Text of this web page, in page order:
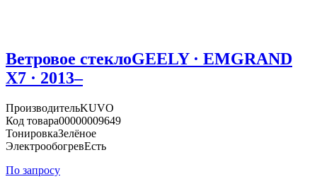
Ветровое стеклоGEELY · EMGRAND
X7 · 2013–
ПроизводительKUVO
Код товара00000009649
ТонировкаЗелёное
ЭлектрообогревЕсть
По запросу